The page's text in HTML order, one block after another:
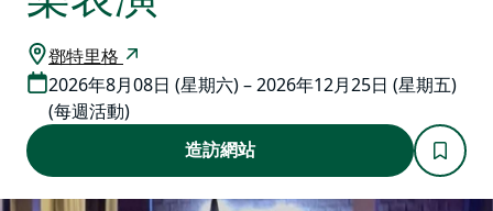
鄧特里格
2026年8月08日 (星期六) – 2026年12月25日 (星期五)
(每週活動)
造訪網站